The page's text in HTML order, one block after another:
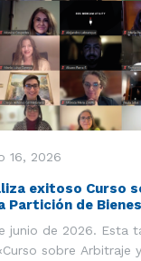
16, 2026
exitoso Curso
Partición de
junio de 2026. Esta
sobre Arbitraje